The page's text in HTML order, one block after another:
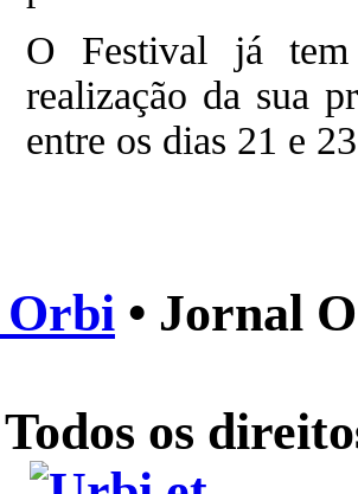
O Festival já
realização da sua
entre os dias 21 e
• Jornal
os